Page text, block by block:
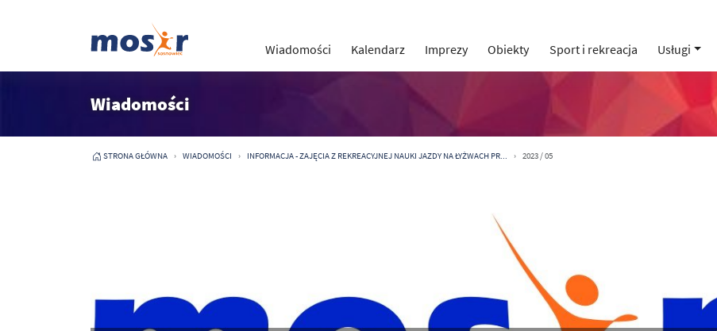
Wiadomości Kalendarz Imprezy Obiekty Sport i rekreacja Usługi
Wiadomości
STRONA GŁÓWNA WIADOMOŚCI INFORMACJA - ZAJĘCIA Z REKREACYJNEJ NAUKI JAZDY NA ŁYŻWACH PR... 2023 / 05